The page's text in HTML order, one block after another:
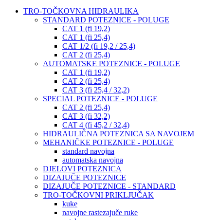
TRO-TOČKOVNA HIDRAULIKA
STANDARD POTEZNICE - POLUGE
CAT 1 (fi 19,2)
CAT 1 (fi 25,4)
CAT 1/2 (fi 19,2 / 25,4)
CAT 2 (fi 25,4)
AUTOMATSKE POTEZNICE - POLUGE
CAT 1 (fi 19,2)
CAT 2 (fi 25,4)
CAT 3 (fi 25,4 / 32,2)
SPECIAL POTEZNICE - POLUGE
CAT 2 (fi 25,4)
CAT 3 (fi 32,2)
CAT 4 (fi 45,2 / 32,4)
HIDRAULIČNA POTEZNICA SA NAVOJEM
MEHANIČKE POTEZNICE - POLUGE
standard navojna
automatska navojna
DJELOVI POTEZNICA
DIZAJUČE POTEZNICE
DIZAJUČE POTEZNICE - STANDARD
TRO-TOČKOVNI PRIKLJUČAK
kuke
navojne rastezajuče ruke